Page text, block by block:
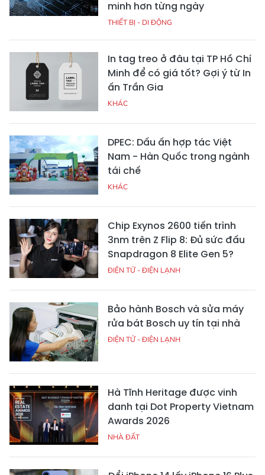
minh hơn từng ngày
THIẾT BỊ - DI ĐỘNG
In tag treo ở đâu tại TP Hồ Chí
Minh để có giá tốt? Gợi ý từ In
ấn Trần Gia
KHÁC
DPEC: Dấu ấn hợp tác Việt
Nam - Hàn Quốc trong ngành
tái chế
KHÁC
Chip Exynos 2600 tiến trình
3nm trên Z Flip 8: Đủ sức đấu
Snapdragon 8 Elite Gen 5?
ĐIỆN TỬ - ĐIỆN LẠNH
Bảo hành Bosch và sửa máy
rửa bát Bosch uy tín tại nhà
ĐIỆN TỬ - ĐIỆN LẠNH
Hà Tĩnh Heritage được vinh
danh tại Dot Property Vietnam
Awards 2026
NHÀ ĐẤT